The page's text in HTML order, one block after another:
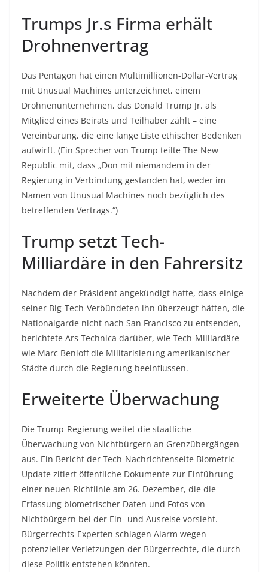
Trumps Jr.s Firma erhält
Drohnenvertrag
Das Pentagon hat einen Multimillionen-Dollar-Vertrag
mit Unusual Machines unterzeichnet, einem
Drohnenunternehmen, das Donald Trump Jr. als
Mitglied eines Beirats und Teilhaber zählt – eine
Vereinbarung, die eine lange Liste ethischer Bedenken
aufwirft. (Ein Sprecher von Trump teilte The New
Republic mit, dass „Don mit niemandem in der
Regierung in Verbindung gestanden hat, weder im
Namen von Unusual Machines noch bezüglich des
betreffenden Vertrags.“)
Trump setzt Tech-
Milliardäre in den Fahrersitz
Nachdem der Präsident angekündigt hatte, dass einige
seiner Big-Tech-Verbündeten ihn überzeugt hätten, die
Nationalgarde nicht nach San Francisco zu entsenden,
berichtete Ars Technica darüber, wie Tech-Milliardäre
wie Marc Benioff die Militarisierung amerikanischer
Städte durch die Regierung beeinflussen.
Erweiterte Überwachung
Die Trump-Regierung weitet die staatliche
Überwachung von Nichtbürgern an Grenzübergängen
aus. Ein Bericht der Tech-Nachrichtenseite Biometric
Update zitiert öffentliche Dokumente zur Einführung
einer neuen Richtlinie am 26. Dezember, die die
Erfassung biometrischer Daten und Fotos von
Nichtbürgern bei der Ein- und Ausreise vorsieht.
Bürgerrechts-Experten schlagen Alarm wegen
potenzieller Verletzungen der Bürgerrechte, die durch
diese Politik entstehen könnten.